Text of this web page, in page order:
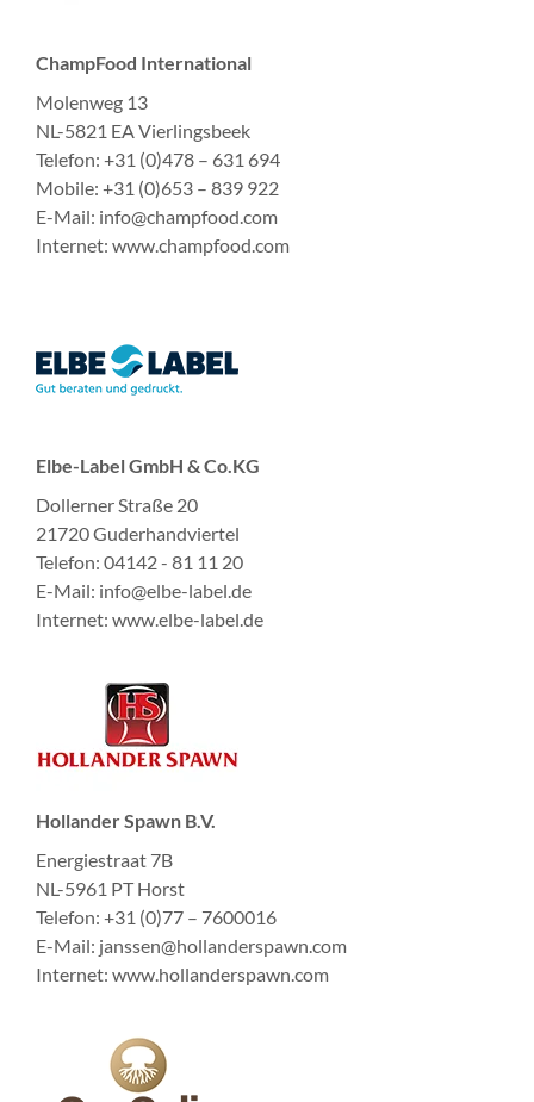
ChampFood International
Molenweg 13
NL-5821 EA Vierlingsbeek
Telefon: +31 (0)478 – 631 694
Mobile: +31 (0)653 – 839 922
E-Mail: info@champfood.com
Internet: www.champfood.com
Elbe-Label GmbH & Co.KG
Dollerner Straße 20
21720 Guderhandviertel
Telefon: 04142 - 81 11 20
E-Mail: info@elbe-label.de
Internet: www.elbe-label.de
Hollander Spawn B.V.
Energiestraat 7B
NL-5961 PT Horst
Telefon: +31 (0)77 – 7600016
E-Mail: janssen@hollanderspawn.com
Internet: www.hollanderspawn.com